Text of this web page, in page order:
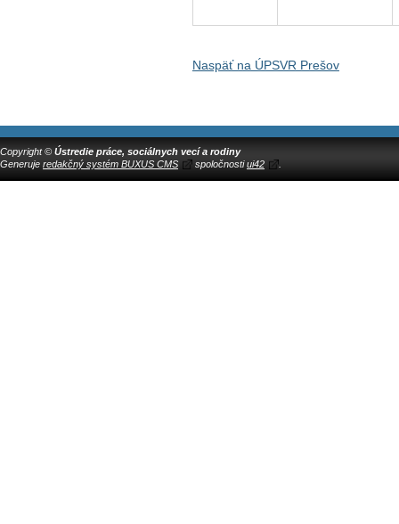
Naspäť na ÚPSVR Prešov
Copyright © Ústredie práce, sociálnych vecí a rodiny
Generuje redakčný systém BUXUS CMS spoločnostiui42